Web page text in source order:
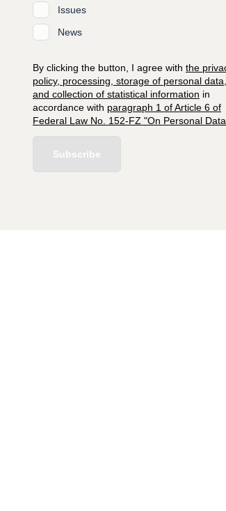
Issues
News
By clicking the button, I agree with the
policy, processing, storage of personal data,
and collection of statistical information in
accordance with paragraph 1 of Article 6 of
Federal Law No. 152-FZ "On Personal
Subscribe